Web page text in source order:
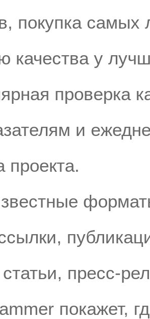
покупка
качества у
проверка
и
проекта.
пресс-
покажет,